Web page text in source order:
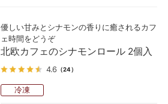
優しい甘みとシナモンの香りに癒されるカフ
ェ時間をどうぞ
北欧カフェのシナモンロール 2個入
4.6 （24）
冷凍